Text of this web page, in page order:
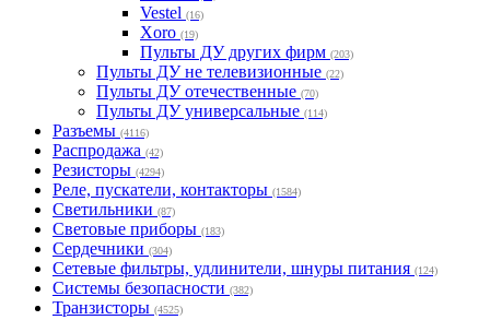
Vestel (16)
Xoro (19)
Пульты ДУ других фирм (203)
Пульты ДУ не телевизионные (22)
Пульты ДУ отечественные (70)
Пульты ДУ универсальные (114)
Разъемы (4116)
Распродажа (42)
Резисторы (4294)
Реле, пускатели, контакторы (1584)
Светильники (87)
Световые приборы (183)
Сердечники (304)
Сетевые фильтры, удлинители, шнуры питания (124)
Системы безопасности (382)
Транзисторы (4525)